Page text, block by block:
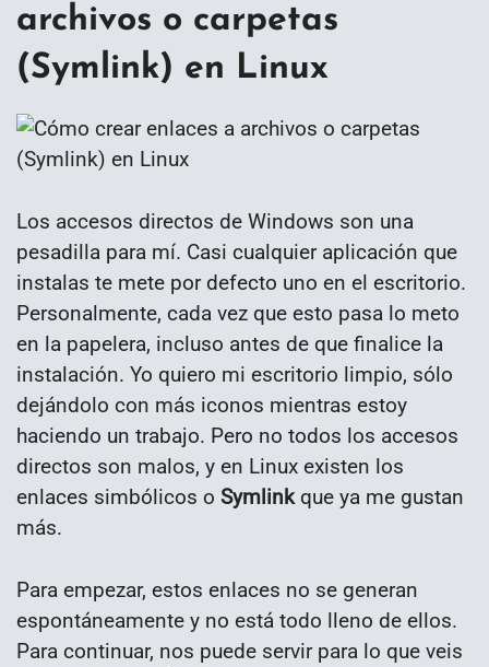
archivos o carpetas
(Symlink) en Linux
Los accesos directos de Windows son una
pesadilla para mí. Casi cualquier aplicación que
instalas te mete por defecto uno en el escritorio.
Personalmente, cada vez que esto pasa lo meto
en la papelera, incluso antes de que finalice la
instalación. Yo quiero mi escritorio limpio, sólo
dejándolo con más iconos mientras estoy
haciendo un trabajo. Pero no todos los accesos
directos son malos, y en Linux existen los
enlaces simbólicos o Symlinkque ya me gustan
más.
Para empezar, estos enlaces no se generan
espontáneamente y no está todo lleno de ellos.
Para continuar, nos puede servir para lo que veis